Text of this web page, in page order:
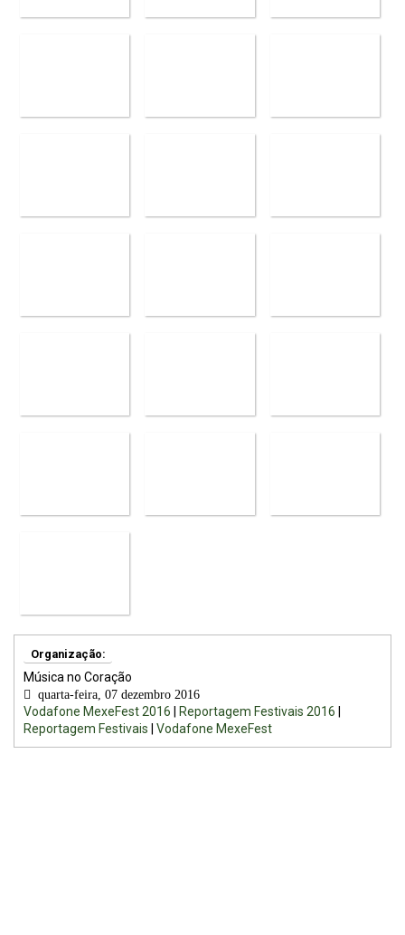
Organização:
Música no Coração
quarta-feira, 07 dezembro 2016
Vodafone MexeFest 2016 Reportagem Festivais 2016
Reportagem Festivais
Vodafone MexeFest